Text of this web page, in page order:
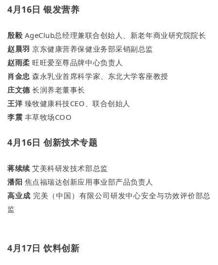
4月16日 银发营养
殷毅 AgeClub总经理兼联合创始人、新老年商业研究院院长
赵晨羽京东健康营养保健业务部采销副总监
赵雨柔 旺旺爱至尊品牌中心负责人
肖金忠森永乳业首席科学家、东北大学客座教授
庄文德长润养老董事长
王洋 臻牧健康科技CEO、联合创始人
李震 丰草牧场COO
4月16日 创新技术专题
蒋续续艾美科研发技术部总监
潘阳 焦点福瑞达创新应用事业部产品负责人
高业成 完美（中国）有限公司研发中心安全与功效评价部总
监
4月17日 饮料创新